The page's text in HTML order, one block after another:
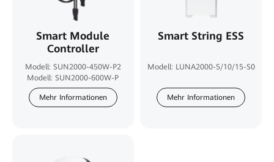
Smart Module
Controller
Modell: SUN2000-450W-P2
Modell: SUN2000-600W-P
Mehr Informationen
Smart String ESS
Modell: LUNA2000-5/10/15-S0
Mehr Informationen